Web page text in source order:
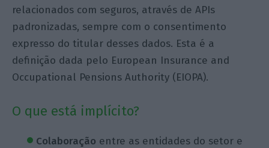
relacionados com seguros, através de APIs
padronizadas, sempre com o consentimento
expresso do titular desses dados. Esta é a
definição dada pelo European Insurance and
Occupational Pensions Authority (EIOPA).
O que está implícito?
Colaboração entre as entidades do setor e